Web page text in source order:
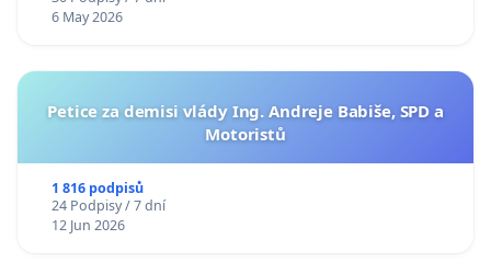
6 May 2026
Petice za demisi vlády Ing. Andreje Babiše, SPD a
Motoristů
1 816 podpisů
24 Podpisy / 7 dní
12 Jun 2026